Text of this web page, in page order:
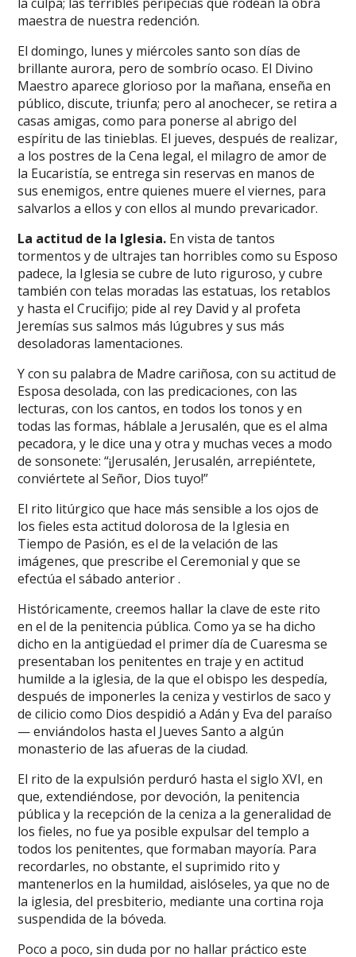
maestra de nuestra redención.
El domingo, lunes y miércoles santo son días de
brillante aurora, pero de sombrío ocaso. El Divino
Maestro aparece glorioso por la mañana, enseña en
público, discute, triunfa; pero al anochecer, se retira a
casas amigas, como para ponerse al abrigo del
espíritu de las tinieblas. El jueves, después de realizar,
a los postres de la Cena legal, el milagro de amor de
la Eucaristía, se entrega sin reservas en manos de
sus enemigos, entre quienes muere el viernes, para
salvarlos a ellos y con ellos al mundo prevaricador.
La actitud de la Iglesia. En vista de tantos
tormentos y de ultrajes tan horribles como su Esposo
padece, la Iglesia se cubre de luto riguroso, y cubre
también con telas moradas las estatuas, los retablos
y hasta el Crucifijo; pide al rey David y al profeta
Jeremías sus salmos más lúgubres y sus más
desoladoras lamentaciones.
Y con su palabra de Madre cariñosa, con su actitud de
Esposa desolada, con las predicaciones, con las
lecturas, con los cantos, en todos los tonos y en
todas las formas, háblale a Jerusalén, que es el alma
pecadora, y le dice una y otra y muchas veces a modo
de sonsonete: “¡Jerusalén, Jerusalén, arrepiéntete,
conviértete al Señor, Dios tuyo!”
El rito litúrgico que hace más sensible a los ojos de
los fieles esta actitud dolorosa de la Iglesia en
Tiempo de Pasión, es el de la velación de las
imágenes, que prescribe el Ceremonial y que se
efectúa el sábado anterior .
Históricamente, creemos hallar la clave de este rito
en el de la penitencia pública. Como ya se ha dicho
dicho en la antigüedad el primer día de Cuaresma se
presentaban los penitentes en traje y en actitud
humilde a la iglesia, de la que el obispo les despedía,
después de imponerles la ceniza y vestirlos de saco y
de cilicio como Dios despidió a Adán y Eva del paraíso
— enviándolos hasta el Jueves Santo a algún
monasterio de las afueras de la ciudad.
El rito de la expulsión perduró hasta el siglo XVI, en
que, extendiéndose, por devoción, la penitencia
pública y la recepción de la ceniza a la generalidad de
los fieles, no fue ya posible expulsar del templo a
todos los penitentes, que formaban mayoría. Para
recordarles, no obstante, el suprimido rito y
mantenerlos en la humildad, aislóseles, ya que no de
la iglesia, del presbiterio, mediante una cortina roja
suspendida de la bóveda.
Poco a poco, sin duda por no hallar práctico este